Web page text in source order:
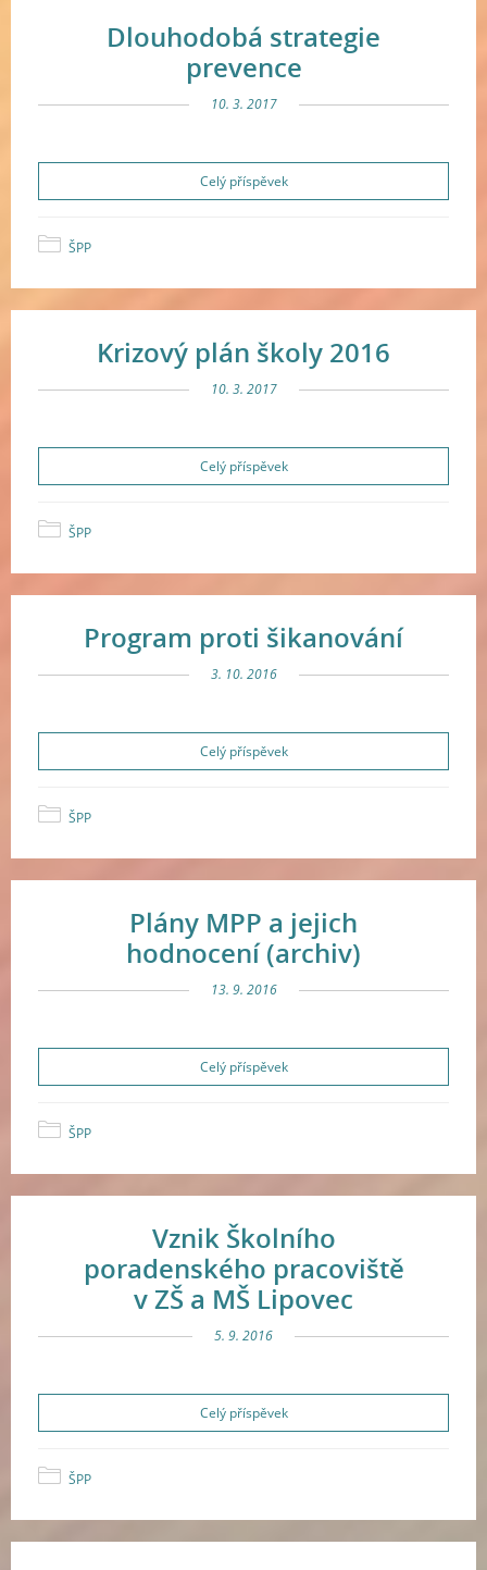
Dlouhodobá strategie
prevence
10. 3. 2017
Celý příspěvek
ŠPP
Krizový plán školy 2016
10. 3. 2017
Celý příspěvek
ŠPP
Program proti šikanování
3. 10. 2016
Celý příspěvek
ŠPP
Plány MPP a jejich
hodnocení (archiv)
13. 9. 2016
Celý příspěvek
ŠPP
Vznik Školního
poradenského pracoviště
v ZŠ a MŠ Lipovec
5. 9. 2016
Celý příspěvek
ŠPP